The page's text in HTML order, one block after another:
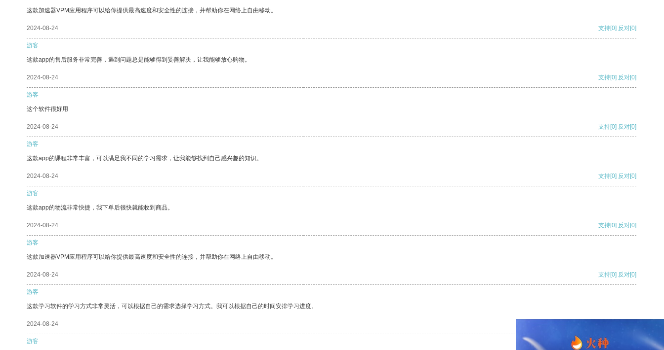
这款加速器VPM应用程序可以给你提供最高速度和安全性的连接，并帮助你在网络上自由移动。
2024-08-24 支持[0] 反对[0]
游客
这款app的售后服务非常完善，遇到问题总是能够得到妥善解决，让我能够放心购物。
2024-08-24 支持[0] 反对[0]
游客
这个软件很好用
2024-08-24 支持[0] 反对[0]
游客
这款app的课程非常丰富，可以满足我不同的学习需求，让我能够找到自己感兴趣的知识。
2024-08-24 支持[0] 反对[0]
游客
这款app的物流非常快捷，我下单后很快就能收到商品。
2024-08-24 支持[0] 反对[0]
游客
这款加速器VPM应用程序可以给你提供最高速度和安全性的连接，并帮助你在网络上自由移动。
2024-08-24 支持[0] 反对[0]
游客
这款学习软件的学习方式非常灵活，可以根据自己的需求选择学习方式。我可以根据自己的时间安排学习进度。
2024-08-24
游客